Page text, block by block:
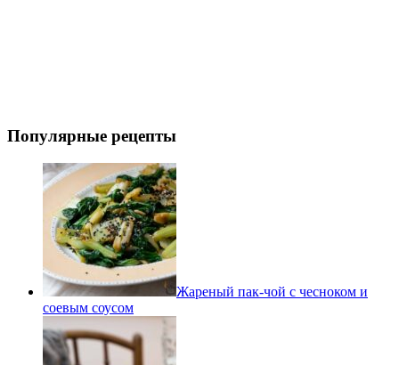
Популярные рецепты
Жареный пак-чой с чесноком и
соевым соусом